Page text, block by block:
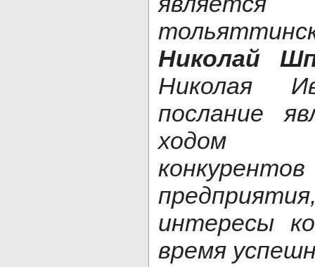
Николай
Николая
послание
ходом
интересы
время